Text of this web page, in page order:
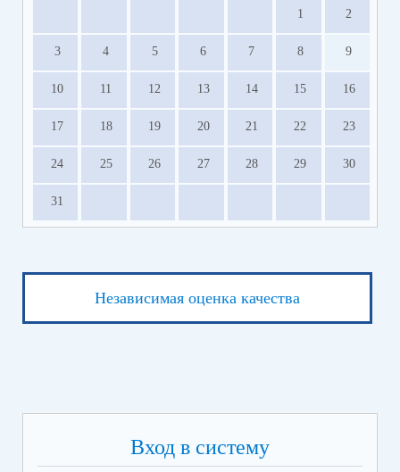
1 2
3 4 5 6 7 8 9
10 11 12 13 14 15 16
17 18 19 20 21 22 23
24 25 26 27 28 29 30
31
Независимая оценка качества
Вход в систему